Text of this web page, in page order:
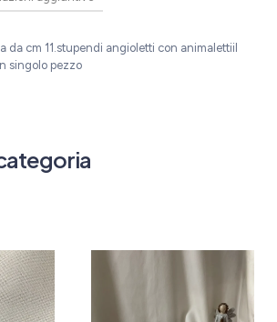
da cm 11.stupendi angioletti con animalettiil
singolo pezzo